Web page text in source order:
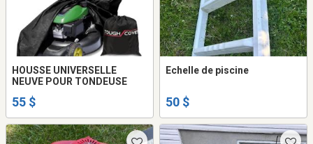
HOUSSE UNIVERSELLE
NEUVE POUR TONDEUSE
55 $
Echelle de piscine
50 $